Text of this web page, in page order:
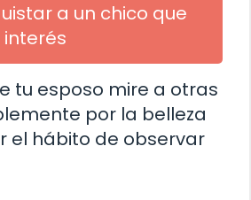
a un chico que
tu esposo mire a otras
por la belleza
el hábito de observar